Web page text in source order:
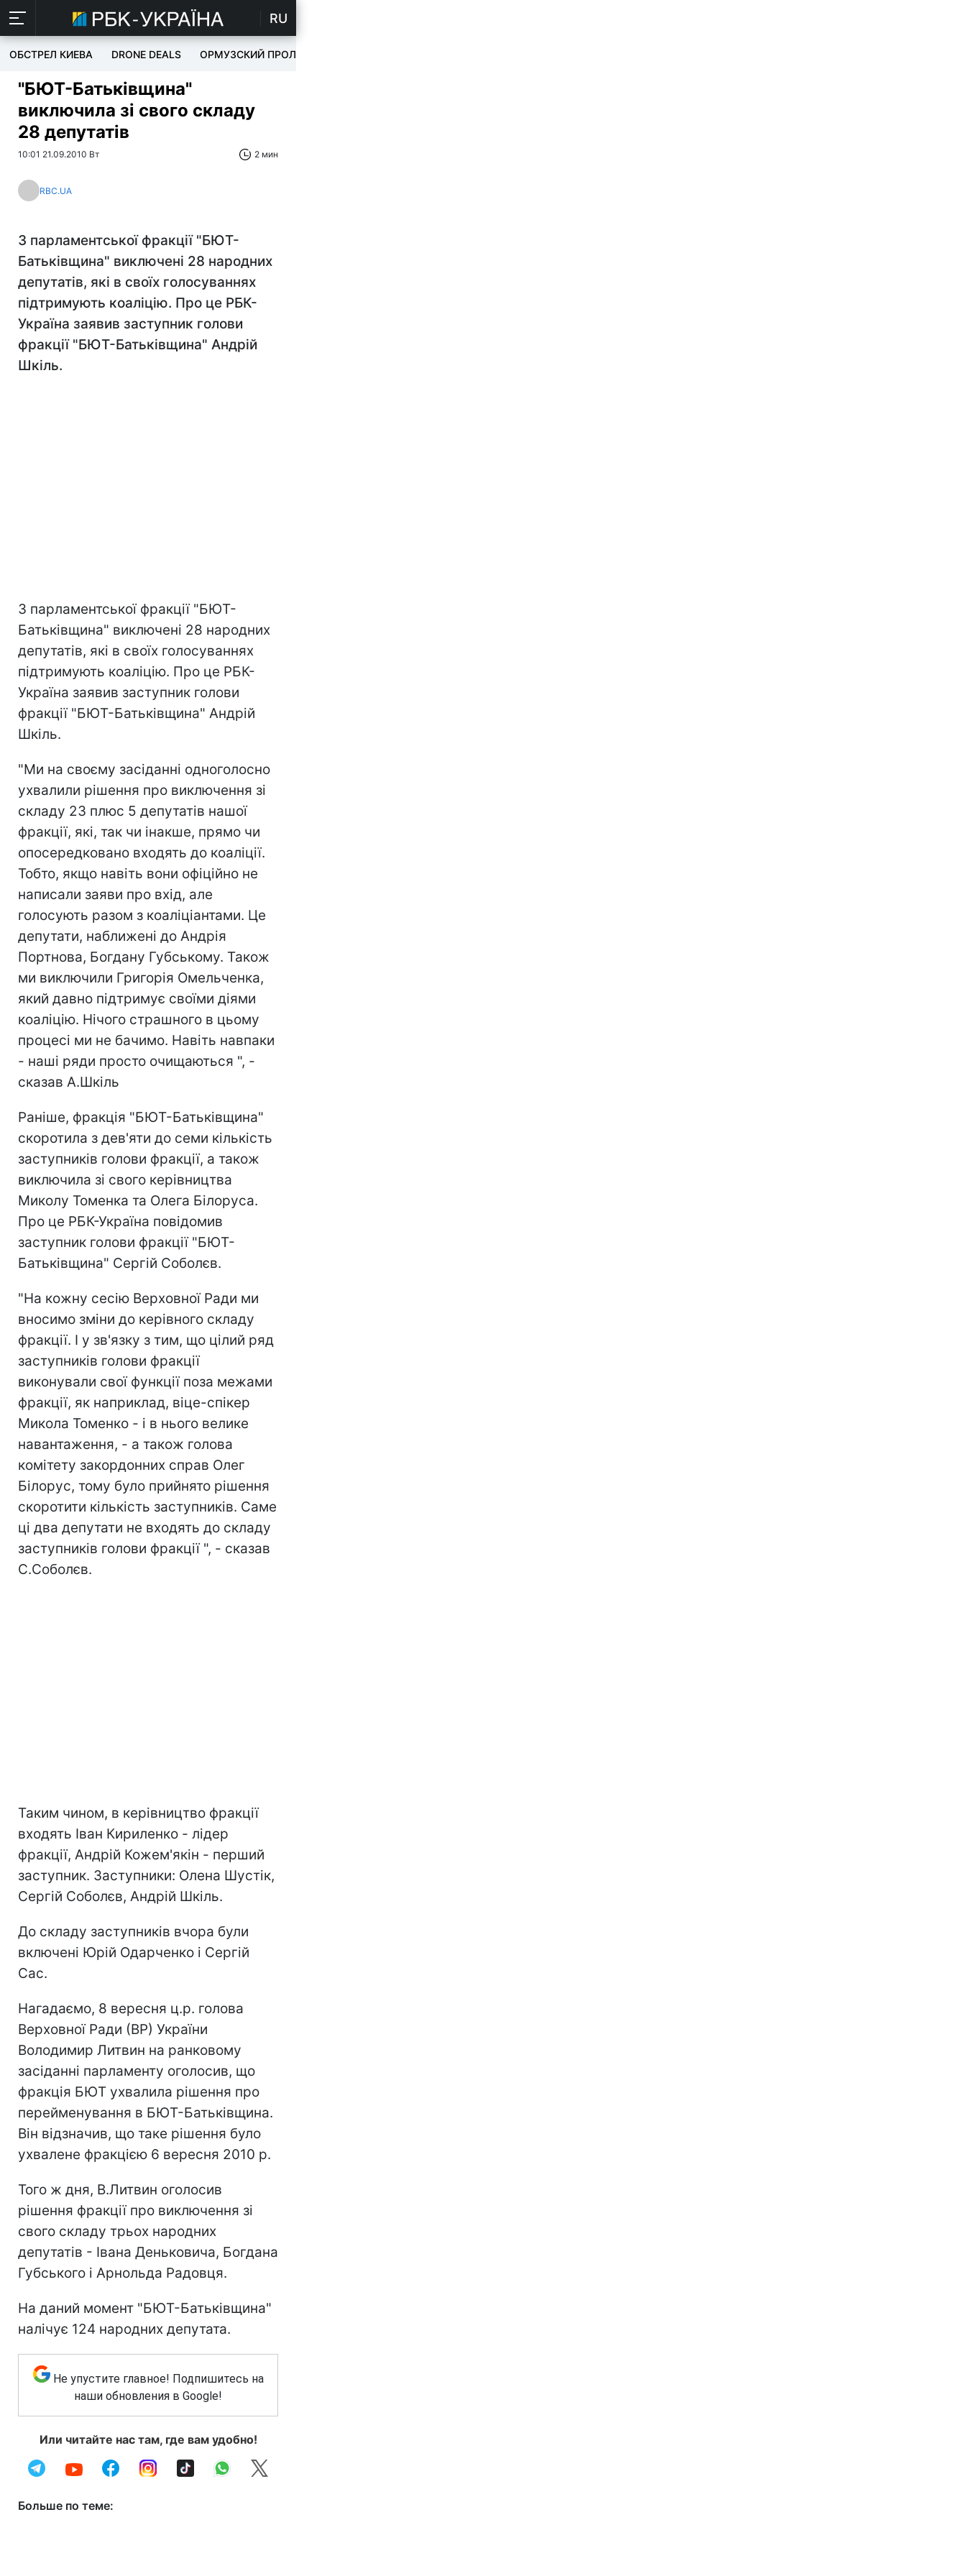
RU
ОБСТРЕЛ КИЕВА DRONE DEALS ОРМУЗСКИЙ ПРОЛИВ
"БЮТ-Батьківщина"
виключила зі свого складу
28 депутатів
10:01 21.09.2010 Вт 2 мин
RBC.UA
З парламентської фракції "БЮТ-
Батьківщина" виключені 28 народних
депутатів, які в своїх голосуваннях
підтримують коаліцію. Про це РБК-
Україна заявив заступник голови
фракції "БЮТ-Батьківщина" Андрій
Шкіль.
З парламентської фракції "БЮТ-
Батьківщина" виключені 28 народних
депутатів, які в своїх голосуваннях
підтримують коаліцію. Про це РБК-
Україна заявив заступник голови
фракції "БЮТ-Батьківщина" Андрій
Шкіль.
"Ми на своєму засіданні одноголосно
ухвалили рішення про виключення зі
складу 23 плюс 5 депутатів нашої
фракції, які, так чи інакше, прямо чи
опосередковано входять до коаліції.
Тобто, якщо навіть вони офіційно не
написали заяви про вхід, але
голосують разом з коаліціантами. Це
депутати, наближені до Андрія
Портнова, Богдану Губському. Також
ми виключили Григорія Омельченка,
який давно підтримує своїми діями
коаліцію. Нічого страшного в цьому
процесі ми не бачимо. Навіть навпаки
- наші ряди просто очищаються ", -
сказав А.Шкіль
Раніше, фракція "БЮТ-Батьківщина"
скоротила з дев'яти до семи кількість
заступників голови фракції, а також
виключила зі свого керівництва
Миколу Томенка та Олега Білоруса.
Про це РБК-Україна повідомив
заступник голови фракції "БЮТ-
Батьківщина" Сергій Соболєв.
"На кожну сесію Верховної Ради ми
вносимо зміни до керівного складу
фракції. І у зв'язку з тим, що цілий ряд
заступників голови фракції
виконували свої функції поза межами
фракції, як наприклад, віце-спікер
Микола Томенко - і в нього велике
навантаження, - а також голова
комітету закордонних справ Олег
Білорус, тому було прийнято рішення
скоротити кількість заступників. Саме
ці два депутати не входять до складу
заступників голови фракції ", - сказав
С.Соболєв.
Таким чином, в керівництво фракції
входять Іван Кириленко - лідер
фракції, Андрій Кожем'якін - перший
заступник. Заступники: Олена Шустік,
Сергій Соболєв, Андрій Шкіль.
До складу заступників вчора були
включені Юрій Одарченко і Сергій
Сас.
Нагадаємо, 8 вересня ц.р. голова
Верховної Ради (ВР) України
Володимир Литвин на ранковому
засіданні парламенту оголосив, що
фракція БЮТ ухвалила рішення про
перейменування в БЮТ-Батьківщина.
Він відзначив, що таке рішення було
ухвалене фракцією 6 вересня 2010 р.
Того ж дня, В.Литвин оголосив
рішення фракції про виключення зі
свого складу трьох народних
депутатів - Івана Деньковича, Богдана
Губського і Арнольда Радовця.
На даний момент "БЮТ-Батьківщина"
налічує 124 народних депутата.
Не упустите главное! Подпишитесь на
наши обновления в Google!
Или читайте нас там, где вам удобно!
Больше по теме: